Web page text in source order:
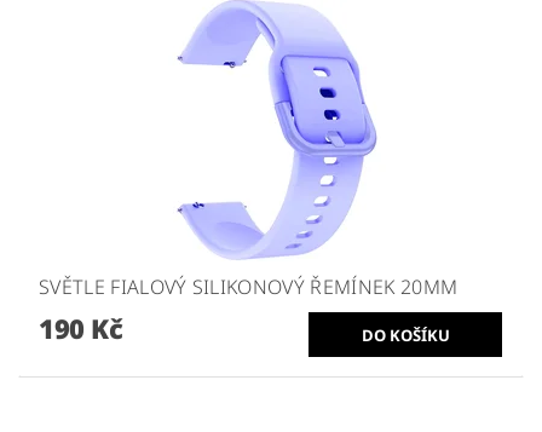
SVĚTLE FIALOVÝ SILIKONOVÝ ŘEMÍNEK 20MM
190 Kč